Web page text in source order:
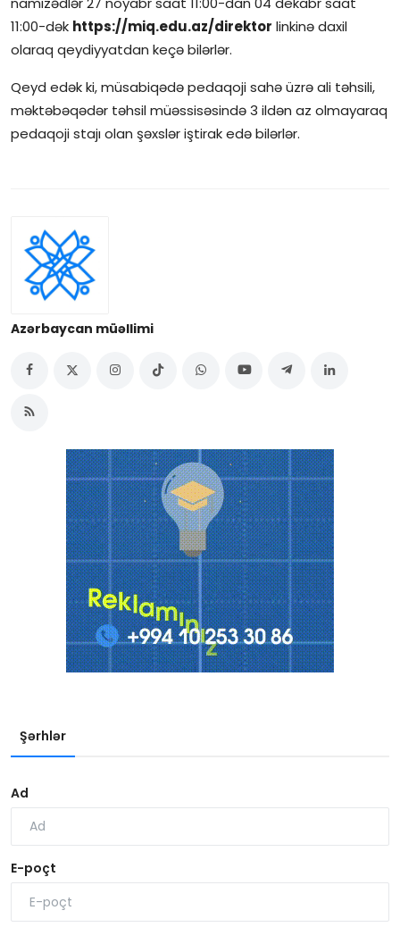
Təhlil
Pedaqogika
İctimai şura
Dünya
11:00-dək https://miq.edu.az/direktor linkinə daxil
olaraq qeydiyyatdan keçə bilərlər.
Qeyd edək ki, müsabiqədə pedaqoji sahə üzrə ali təhsili,
məktəbəqədər təhsil müəssisəsində 3 ildən az olmayaraq
pedaqoji stajı olan şəxslər iştirak edə bilərlər.
Azərbaycan müəllimi
Şərhlər
Ad
E-poçt